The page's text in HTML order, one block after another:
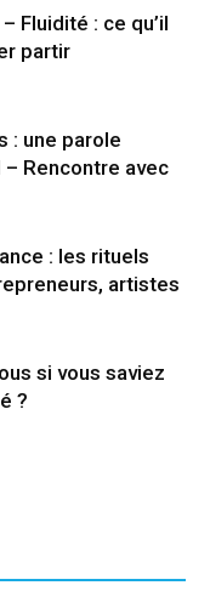
Fluidité : ce qu’il
partir
: une parole
Rencontre avec
: les rituels
artistes
si vous saviez
?